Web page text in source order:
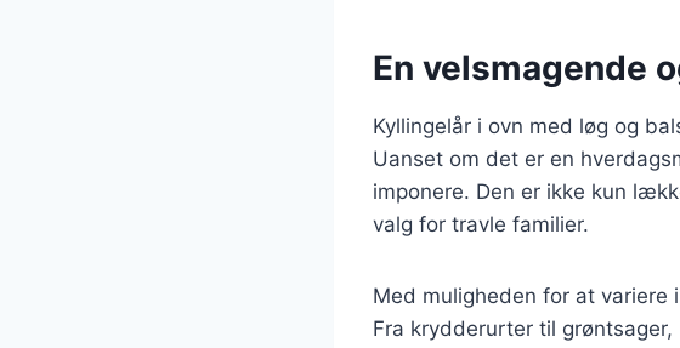
En velsmagende
Kyllingelår i ovn med løg og
Uanset om det er en
imponere. Den er ikke kun
valg for travle familier.
Med muligheden for at variere
Fra krydderurter til